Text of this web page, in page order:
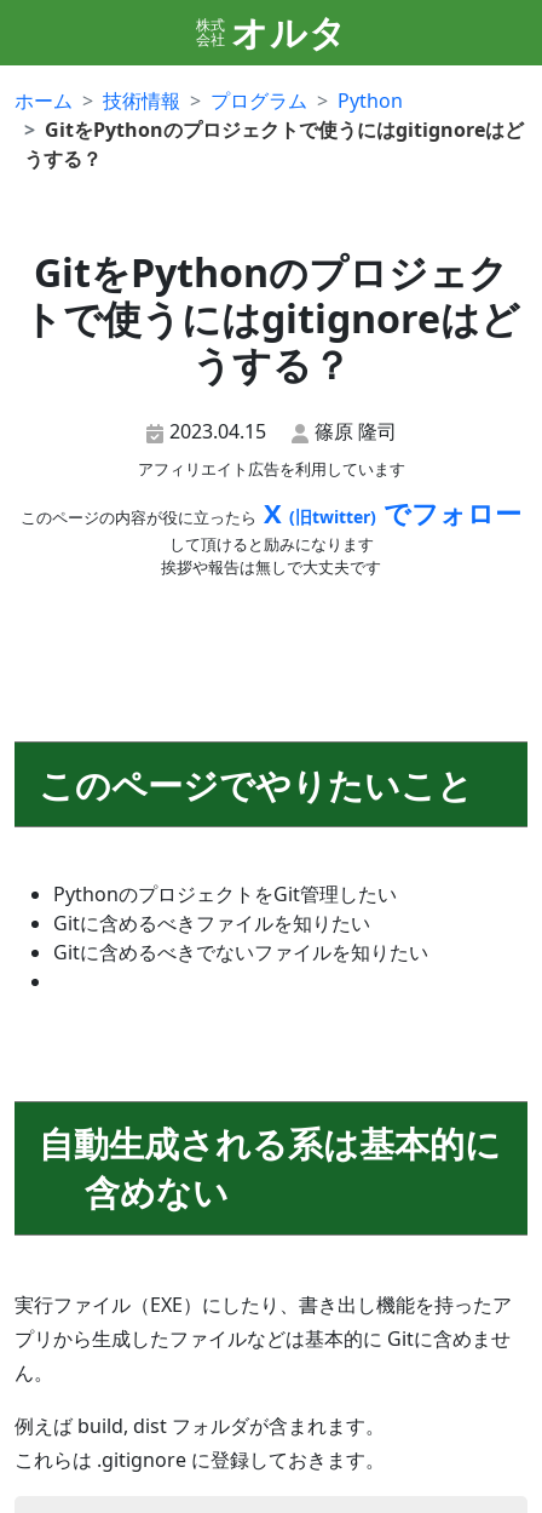
株式
会社 オルタ
ホーム 技術情報 プログラム
Python
GitをPythonのプロジェクトで使うにはgitignoreはど
うする？
GitをPythonのプロジェク
トで使うにはgitignoreはど
うする？
2023.04.15 篠原 隆司
アフィリエイト広告を利用しています
このページの内容が役に立ったら X (旧twitter) でフォロー
して頂けると励みになります
挨拶や報告は無しで大丈夫です
このページでやりたいこと
PythonのプロジェクトをGit管理したい
Gitに含めるべきファイルを知りたい
Gitに含めるべきでないファイルを知りたい
自動生成される系は基本的に
含めない
実行ファイル（EXE）にしたり、書き出し機能を持ったア
プリから生成したファイルなどは基本的に Gitに含めませ
ん。
例えば build, dist フォルダが含まれます。
これらは .gitignore に登録しておきます。